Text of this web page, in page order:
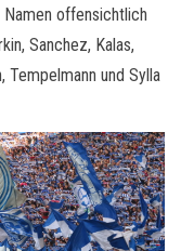
Namen offensichtlich
Sanchez, Kalas,
Tempelmann und Sylla